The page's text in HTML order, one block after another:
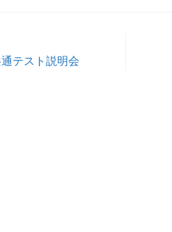
テスト説明会